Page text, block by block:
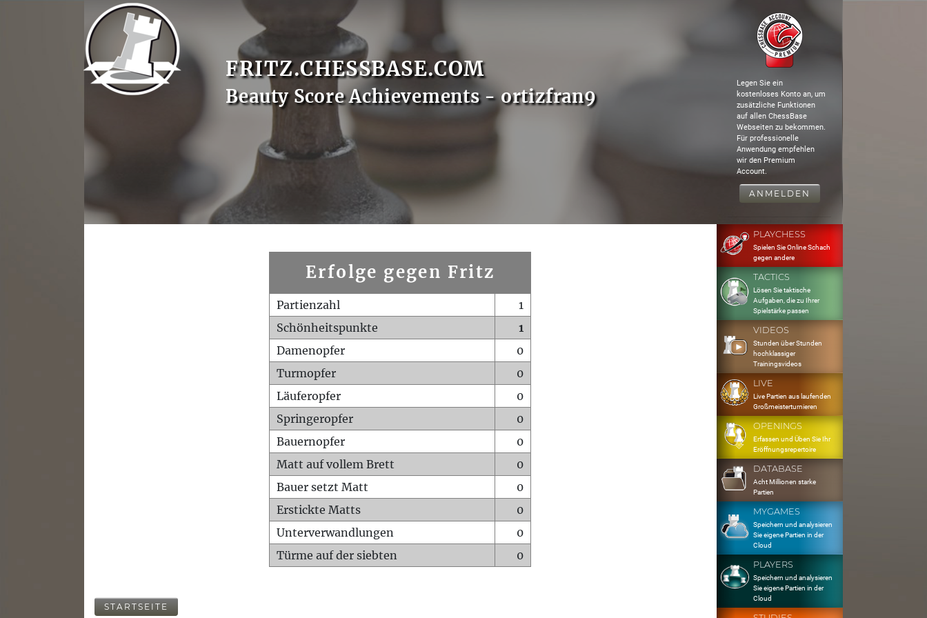
FRITZ.CHESSBASE.COM
Beauty Score Achievements - ortizfran9
Legen Sie ein
kostenloses Konto an, um
zusätzliche Funktionen
auf allen ChessBase
Webseiten zu bekommen.
Für professionelle
Anwendung empfehlen
wir den Premium
Account.
ANMELDEN
Erfolge gegen Fritz
Partienzahl
1
Schönheitspunkte
1
Damenopfer
0
Turmopfer
0
Läuferopfer
0
Springeropfer
0
Bauernopfer
0
Matt auf vollem Brett
0
Bauer setzt Matt
0
Erstickte Matts
0
Unterverwandlungen
0
Türme auf der siebten
0
STARTSEITE
PLAYCHESS
Spielen Sie Online Schach
gegen andere
TACTICS
Lösen Sie taktische
Aufgaben, die zu Ihrer
Spielstärke passen
VIDEOS
Stunden über Stunden
hochklassiger
Trainingsvideos
LIVE
Live Partien aus laufenden
Großmeisterturnieren
OPENINGS
Erfassen und Üben Sie Ihr
Eröffnungsrepertoire
DATABASE
Acht Millionen starke
Partien
MYGAMES
Speichern und analysieren
Sie eigene Partien in der
Cloud
PLAYERS
Speichern und analysieren
Sie eigene Partien in der
Cloud